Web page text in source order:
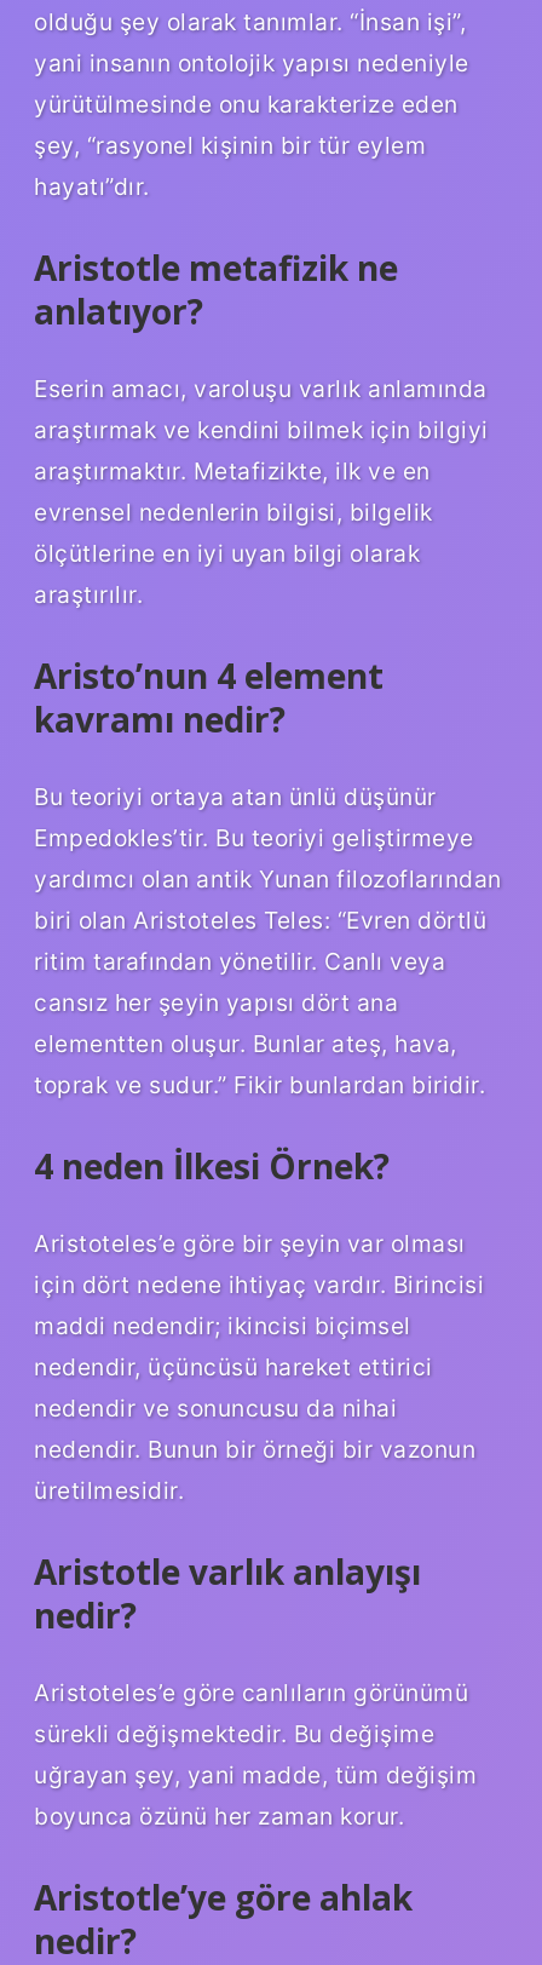
olduğu şey olarak tanımlar. “İnsan işi”,
yani insanın ontolojik yapısı nedeniyle
yürütülmesinde onu karakterize eden
şey, “rasyonel kişinin bir tür eylem
hayatı”dır.
Aristotle metafizik ne
anlatıyor?
Eserin amacı, varoluşu varlık anlamında
araştırmak ve kendini bilmek için bilgiyi
araştırmaktır. Metafizikte, ilk ve en
evrensel nedenlerin bilgisi, bilgelik
ölçütlerine en iyi uyan bilgi olarak
araştırılır.
Aristo’nun 4 element
kavramı nedir?
Bu teoriyi ortaya atan ünlü düşünür
Empedokles’tir. Bu teoriyi geliştirmeye
yardımcı olan antik Yunan filozoflarından
biri olan Aristoteles Teles: “Evren dörtlü
ritim tarafından yönetilir. Canlı veya
cansız her şeyin yapısı dört ana
elementten oluşur. Bunlar ateş, hava,
toprak ve sudur.” Fikir bunlardan biridir.
4 neden İlkesi Örnek?
Aristoteles’e göre bir şeyin var olması
için dört nedene ihtiyaç vardır. Birincisi
maddi nedendir; ikincisi biçimsel
nedendir, üçüncüsü hareket ettirici
nedendir ve sonuncusu da nihai
nedendir. Bunun bir örneği bir vazonun
üretilmesidir.
Aristotle varlık anlayışı
nedir?
Aristoteles’e göre canlıların görünümü
sürekli değişmektedir. Bu değişime
uğrayan şey, yani madde, tüm değişim
boyunca özünü her zaman korur.
Aristotle’ye göre ahlak
nedir?